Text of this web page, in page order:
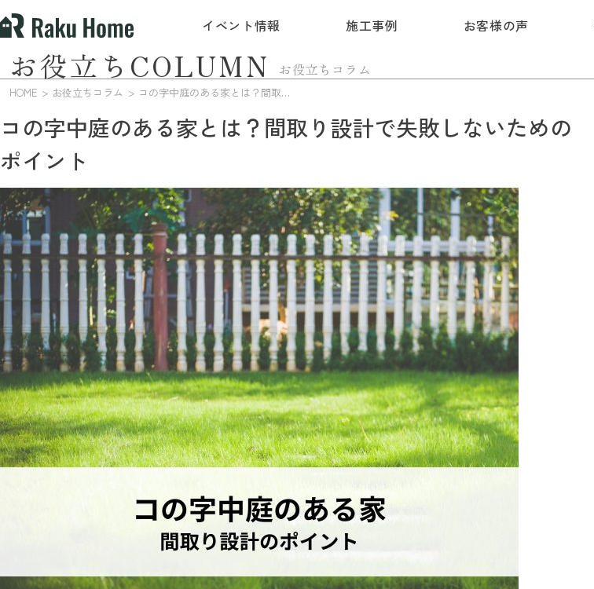
イベント情報 施工事例 お客様の声
お役立ちコラム
お役立ちCOLUMN
HOME お役立ちコラム コの字中庭のある家とは？間取り設計で失敗しないためのポイント
コの字中庭のある家とは？間取り設計で失敗しないための
ポイント